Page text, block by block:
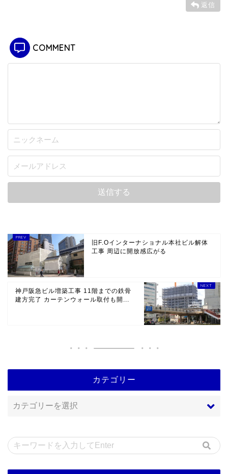
返信
COMMENT
旧F.Oインターナショナル本社ビル解体
工事 周辺に開放感広がる
神戸阪急ビル増築工事 11階までの鉄骨
建方完了 カーテンウォール取付も開...
カテゴリー